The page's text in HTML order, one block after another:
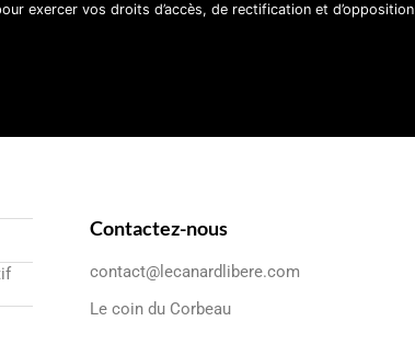
exercer vos droits d’accès, de rectification et d’opposition
Contactez-nous
contact@lecanardlibere.com
Le coin du Corbeau